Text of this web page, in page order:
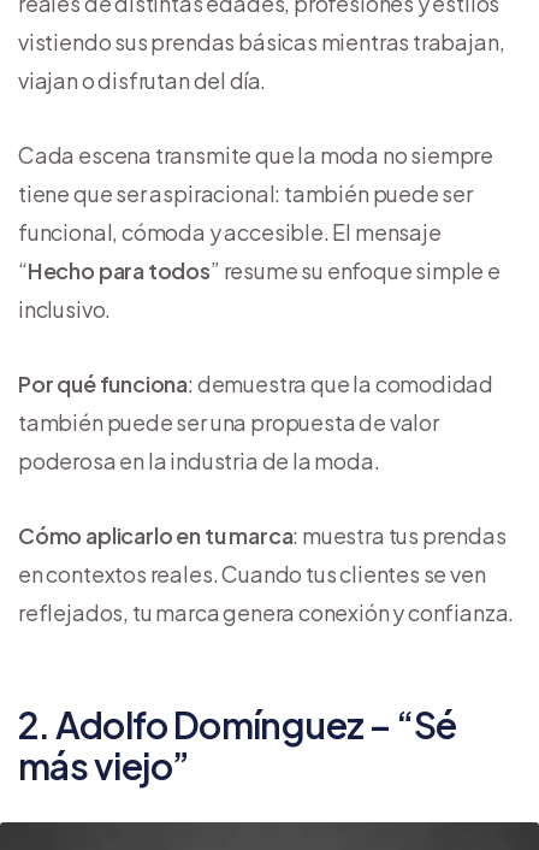
vistiendo sus prendas básicas mientras trabajan,
viajan o disfrutan del día.
Cada escena transmite que la moda no siempre
tiene que ser aspiracional: también puede ser
funcional, cómoda y accesible. El mensaje
“Hecho para todos” resume su enfoque simple e
inclusivo.
Por qué funciona: demuestra que la comodidad
también puede ser una propuesta de valor
poderosa en la industria de la moda.
Cómo aplicarlo en tu marca: muestra tus prendas
en contextos reales. Cuando tus clientes se ven
reflejados, tu marca genera conexión y confianza.
2. Adolfo Domínguez – “Sé
más viejo”